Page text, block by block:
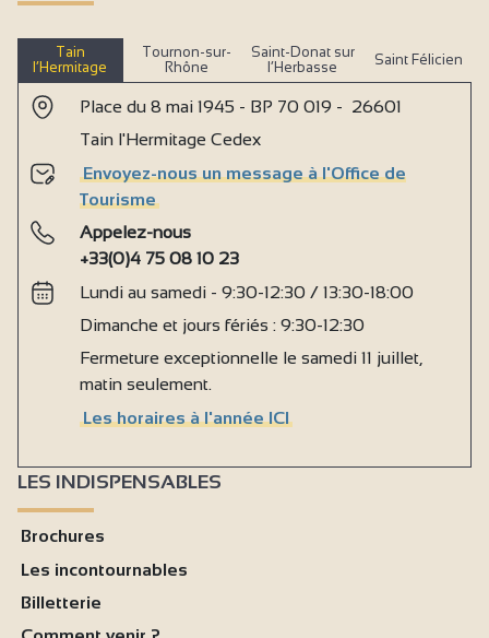
Tain
l’Hermitage
Tournon-sur-
Rhône
Saint-Donat sur
l’Herbasse
Saint Félicien
Place du 8 mai 1945 - BP 70 019 - 26601
Tain l'Hermitage Cedex
Envoyez-nous un message à l'Office de
Tourisme
Appelez-nous
+33(0)4 75 08 10 23
Lundi au samedi - 9:30-12:30 / 13:30-18:00
Dimanche et jours fériés : 9:30-12:30
Fermeture exceptionnelle le samedi 11 juillet,
matin seulement.
Les horaires à l'année ICI
LES INDISPENSABLES
Brochures
Les incontournables
Billetterie